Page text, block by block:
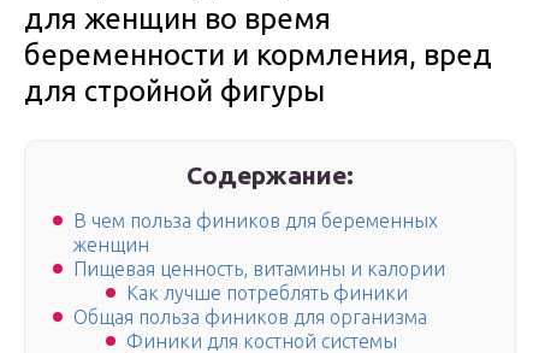
для женщин во время
беременности и кормления, вред
для стройной фигуры
Содержание:
В чем польза фиников для беременных
женщин
Пищевая ценность, витамины и калории
Как лучше потреблять финики
Общая польза фиников для организма
Финики для костной системы